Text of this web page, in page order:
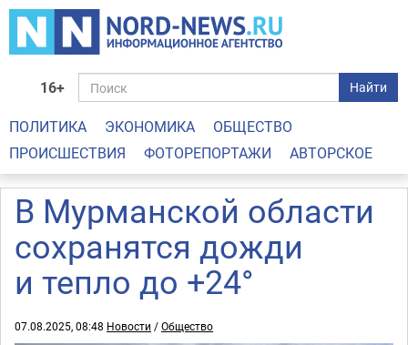
16+ Найти
ПОЛИТИКА ЭКОНОМИКА
ОБЩЕСТВО
ПРОИСШЕСТВИЯ
ФОТОРЕПОРТАЖИ АВТОРСКОЕ
В Мурманской области
сохранятся дожди
и тепло до +24°
07.08.2025, 08:48 Новости /Общество